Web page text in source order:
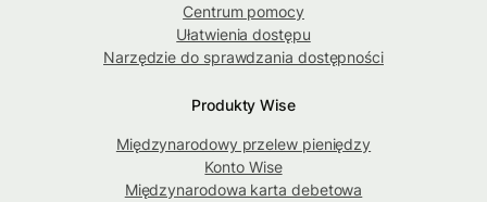
Centrum pomocy
Ułatwienia dostępu
Narzędzie do sprawdzania dostępności
Produkty Wise
Międzynarodowy przelew pieniędzy
Konto Wise
Międzynarodowa karta debetowa